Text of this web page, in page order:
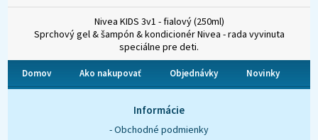
Nivea KIDS 3v1 - fialový (250ml)
Sprchový gel & šampón & kondicionér Nivea - rada vyvinuta
speciálne pre deti.
Domov Ako nakupovať Objednávky Novinky
Informácie
- Obchodné podmienky